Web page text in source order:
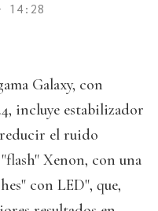
14:28
Galaxy, con
incluye estabilizador
el ruido
Xenon, con una
con LED", que,